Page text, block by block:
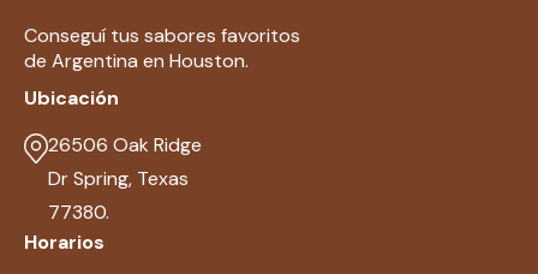
Conseguí tus sabores favoritos
de Argentina en Houston.
Ubicación
26506 Oak Ridge
Dr Spring, Texas
77380.
Horarios